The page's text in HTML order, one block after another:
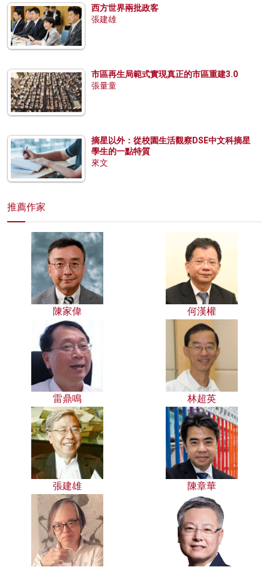
西方世界兩批政客
張建雄
市區再生局範式實現真正的市區重建3.0
張量童
摘星以外：從校園生活觀察DSE中文科摘星
學生的一點特質
來文
推薦作家
陳家偉 何漢權
雷鼎鳴 林超英
張建雄 陳章華